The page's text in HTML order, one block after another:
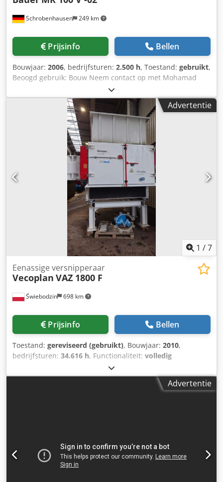
Schrobenhausen 249 km
Prijsinfo Bellen
Bouwjaar: 2006, bedrijfsturen: 2.500 h, Toestand: gebruikt,
Beoogd gebruik: Bouw Neem contact op met Mohamad
Fattah Ahmad voor meer informatie. Vibrator MR 100 V
voor RTG heistellingen Inclusief spantang MRZ 105 Crjdpfx
Advertentie
1 /7
Świebodzin 698 km
Eenassige versnipperaar
Vecoplan VAZ 1800 F
Prijsinfo Bellen
Toestand: gereviseerd (gebruikt), Bouwjaar: 2010,
bedrijfsturen: 34.616 h, Functionaliteit: volledig
, machine-/voertuignummer:
totaalgewicht:13.500 kg, rotordiameter:500 mm, aantal
, type ingangsstroom:
glijstrips, zeef, oliën in tandwielen, elektrische,
hydraulische en pneumatische installaties. Crjdjvx Rtaspfx
Advertentie